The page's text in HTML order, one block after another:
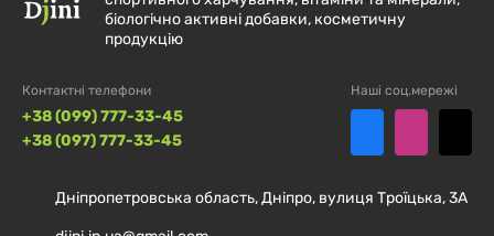
біологічно активні добавки, косметичну
продукцію
Контактні телефони
+38 (099) 777-33-45
+38 (097) 777-33-45
Наші соц.мережі
Дніпропетровська область, Дніпро, вулиця Троїцька, 3А